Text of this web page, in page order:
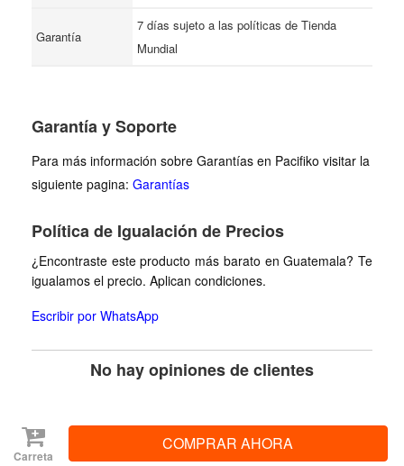
Carreta
Garantía
7 días sujeto a las políticas de Tienda
Mundial
Garantía y Soporte
Para más información sobre Garantías en Pacifiko visitar la
siguiente pagina: Garantías
Política de Igualación de Precios
¿Encontraste este producto más barato en Guatemala? Te
igualamos el precio. Aplican condiciones.
Escribir por WhatsApp
No hay opiniones de clientes